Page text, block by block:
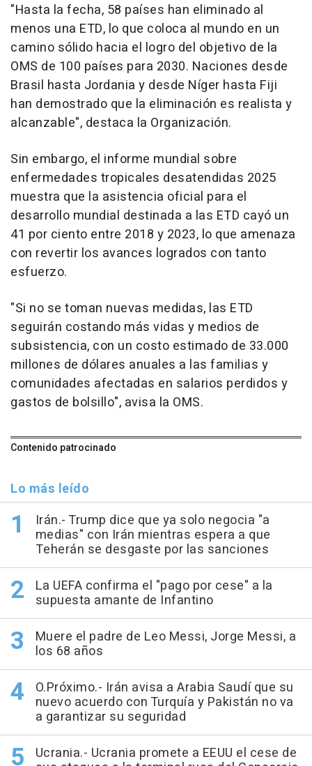
"Hasta la fecha, 58 países han eliminado al
menos una ETD, lo que coloca al mundo en un
camino sólido hacia el logro del objetivo de la
OMS de 100 países para 2030. Naciones desde
Brasil hasta Jordania y desde Níger hasta Fiji
han demostrado que la eliminación es realista y
alcanzable", destaca la Organización.
Sin embargo, el informe mundial sobre
enfermedades tropicales desatendidas 2025
muestra que la asistencia oficial para el
desarrollo mundial destinada a las ETD cayó un
41 por ciento entre 2018 y 2023, lo que amenaza
con revertir los avances logrados con tanto
esfuerzo.
"Si no se toman nuevas medidas, las ETD
seguirán costando más vidas y medios de
subsistencia, con un costo estimado de 33.000
millones de dólares anuales a las familias y
comunidades afectadas en salarios perdidos y
gastos de bolsillo", avisa la OMS.
Contenido patrocinado
Lo más leído
Irán.- Trump dice que ya solo negocia "a
medias" con Irán mientras espera a que
Teherán se desgaste por las sanciones
La UEFA confirma el "pago por cese" a la
supuesta amante de Infantino
Muere el padre de Leo Messi, Jorge Messi, a
los 68 años
O.Próximo.- Irán avisa a Arabia Saudí que su
nuevo acuerdo con Turquía y Pakistán no va
a garantizar su seguridad
Ucrania.- Ucrania promete a EEUU el cese de